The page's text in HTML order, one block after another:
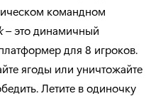
командном
– это динамичный
для 8 игроков.
ягоды или уничтожайте
Летите в одиночку